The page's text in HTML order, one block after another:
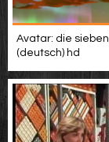
Avatar: die
(deutsch) hd